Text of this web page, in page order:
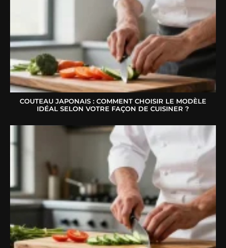
COUTEAU JAPONAIS : COMMENT CHOISIR LE MODÈLE
IDÉAL SELON VOTRE FAÇON DE CUISINER ?